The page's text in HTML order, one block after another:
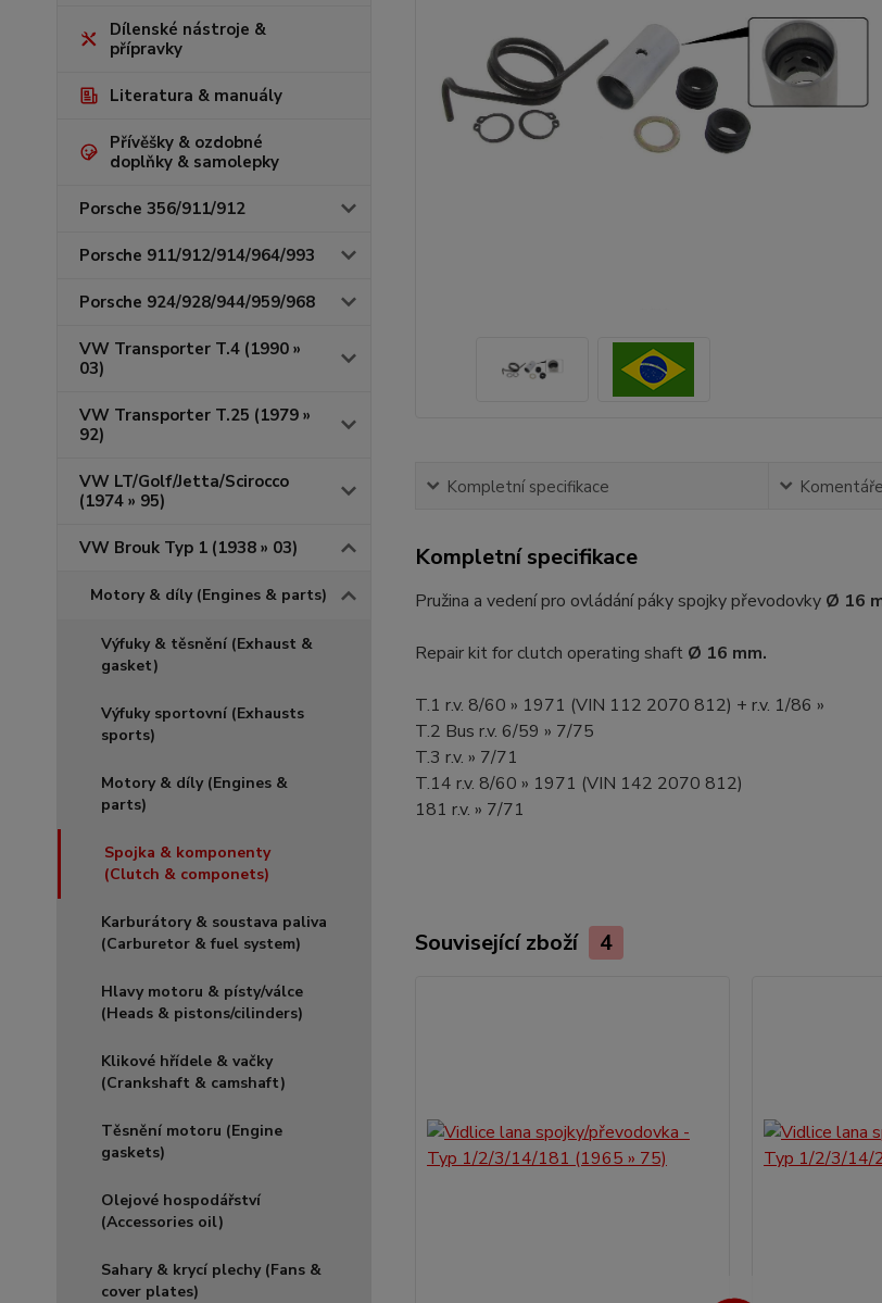
Dílenské nástroje &
přípravky
Literatura & manuály
Přívěšky & ozdobné
doplňky & samolepky
Porsche 356/911/912
Porsche 911/912/914/964/993
Porsche 924/928/944/959/968
VW Transporter T.4 (1990 »
03)
VW Transporter T.25 (1979 »
92)
VW LT/Golf/Jetta/Scirocco
(1974 » 95)
VW Brouk Typ 1 (1938 » 03)
Motory & díly (Engines & parts)
Výfuky & těsnění (Exhaust &
gasket)
Výfuky sportovní (Exhausts
sports)
Motory & díly (Engines &
parts)
Spojka & komponenty
(Clutch & componets)
Karburátory & soustava paliva
(Carburetor & fuel system)
Hlavy motoru & písty/válce
(Heads & pistons/cilinders)
Klikové hřídele & vačky
(Crankshaft & camshaft)
Těsnění motoru (Engine
gaskets)
Olejové hospodářství
(Accessories oil)
Sahary & krycí plechy (Fans &
cover plates)
Kompletní specifikace Komentáře
Kompletní specifikace
Pružina a vedení pro ovládání páky spojky převodovky Ø 16
Repair kit for clutch operating shaft Ø 16 mm.
T.1 r.v. 8/60 » 1971 (VIN 112 2070 812) + r.v. 1/86 »
T.2 Bus r.v. 6/59 » 7/75
T.3 r.v. » 7/71
T.14 r.v. 8/60 » 1971 (VIN 142 2070 812)
181 r.v. » 7/71
Související zboží 4